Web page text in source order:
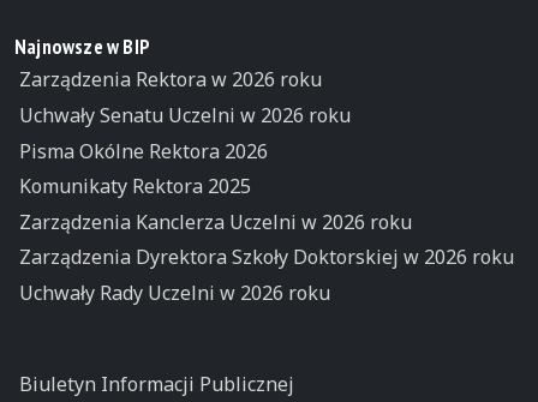
Najnowsze w BIP
Zarządzenia Rektora w 2026 roku
Uchwały Senatu Uczelni w 2026 roku
Pisma Okólne Rektora 2026
Komunikaty Rektora 2025
Zarządzenia Kanclerza Uczelni w 2026 roku
Zarządzenia Dyrektora Szkoły Doktorskiej w 2026 roku
Uchwały Rady Uczelni w 2026 roku
Biuletyn Informacji Publicznej